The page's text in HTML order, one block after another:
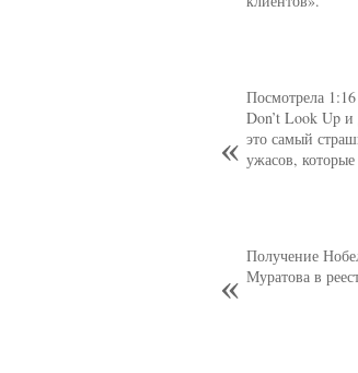
Посмотрела
Don’t Look Up и
это самый
ужасов,
Получение
Муратова в